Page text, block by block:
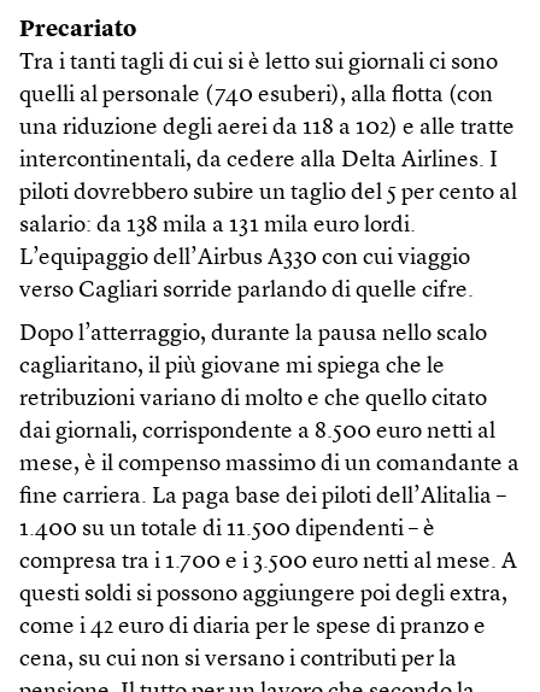
Precariato
Tra i tanti tagli di cui si è letto sui giornali ci sono
quelli al personale (740 esuberi), alla flotta (con
una riduzione degli aerei da 118 a 102) e alle tratte
intercontinentali, da cedere alla Delta Airlines. I
piloti dovrebbero subire un taglio del 5 per cento al
salario: da 138 mila a 131 mila euro lordi.
L’equipaggio dell’Airbus A330 con cui viaggio
verso Cagliari sorride parlando di quelle cifre.
Dopo l’atterraggio, durante la pausa nello scalo
cagliaritano, il più giovane mi spiega che le
retribuzioni variano di molto e che quello citato
dai giornali, corrispondente a 8.500 euro netti al
mese, è il compenso massimo di un comandante a
fine carriera. La paga base dei piloti dell’Alitalia –
1.400 su un totale di 11.500 dipendenti – è
compresa tra i 1.700 e i 3.500 euro netti al mese. A
questi soldi si possono aggiungere poi degli extra,
come i 42 euro di diaria per le spese di pranzo e
cena, su cui non si versano i contributi per la